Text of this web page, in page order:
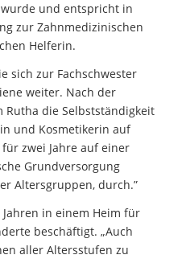
und entspricht in
zur Zahnmedizinischen
Helferin.
sich zur Fachschwester
weiter. Nach der
Rutha die Selbstständigkeit
und Kosmetikerin auf
zwei Jahre auf einer
Grundversorgung
Altersgruppen, durch.”
in einem Heim für
beschäftigt. „Auch
aller Altersstufen zu